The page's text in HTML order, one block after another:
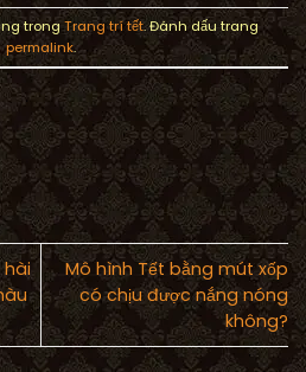
trongTrang trí tết. Đánh dấu trang
permalink.
hài
Mô hình Tết bằng mút xốp
có chịu được nắng nóng
không?